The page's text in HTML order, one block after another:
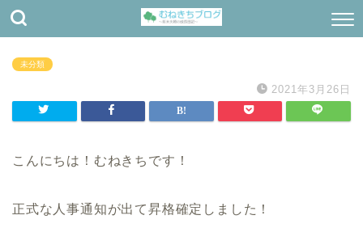
未分類
2021年3月26日
こんにちは！むねきちです！
正式な人事通知が出て昇格確定しました！